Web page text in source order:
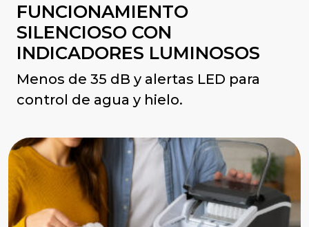
FUNCIONAMIENTO
SILENCIOSO CON
INDICADORES LUMINOSOS
Menos de 35 dB y alertas LED para
control de agua y hielo.